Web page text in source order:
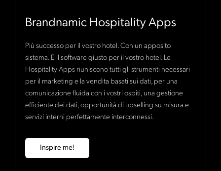
Brandnamic Hospitality Apps
Più successo per il vostro hotel. Con un apposito
sistema. E il software giusto per il vostro hotel. Le
Hospitality Apps riuniscono tutti gli strumenti necessari
per il marketing e la vendita basati sui dati, per una
comunicazione fluida con i vostri ospiti, una gestione
efficiente dei dati, opportunità di upselling su misura e
servizi interni perfettamente interconnessi.
Inspire me!